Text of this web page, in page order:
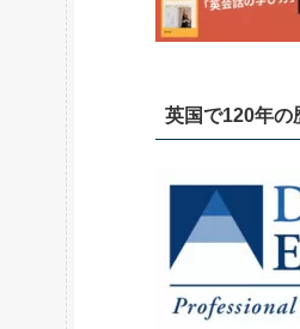
英国で120年の